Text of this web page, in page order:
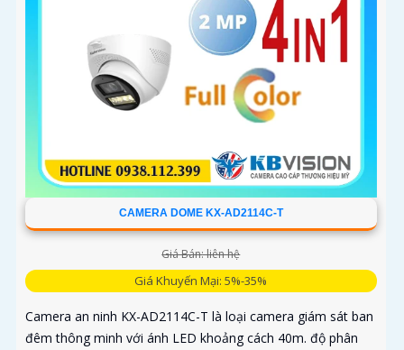
CAMERA DOME KX-AD2114C-T
Giá Bán: liên hệ
Giá Khuyến Mại: 5%-35%
Camera an ninh KX-AD2114C-T là loại camera giám sát ban
đêm thông minh với ánh LED khoảng cách 40m. độ phân